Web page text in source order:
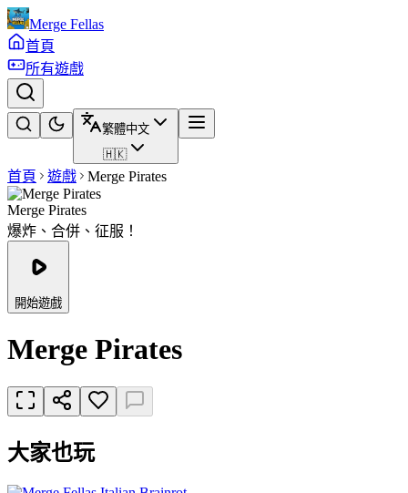
Merge Fellas
首頁
所有遊戲
繁體中文
🇭🇰
首頁 遊戲 Merge Pirates
Merge Pirates
爆炸、合併、征服！
開始遊戲
Merge Pirates
大家也玩